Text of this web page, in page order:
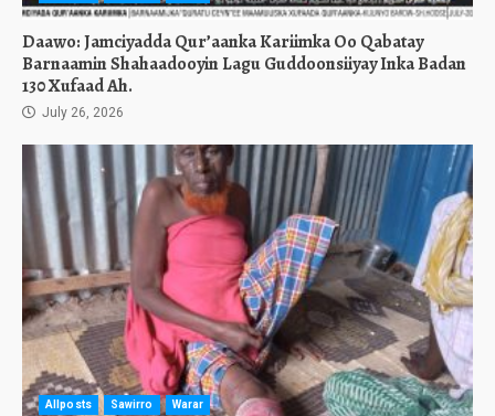
Daawo: Jamciyadda Qur’aanka Kariimka Oo Qabatay
Barnaamin Shahaadooyin Lagu Guddoonsiiyay Inka Badan
130 Xufaad Ah.
July 26, 2026
Allposts Sawirro Warar